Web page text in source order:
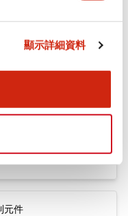
顯示詳細資料
件 (英文版)
元件